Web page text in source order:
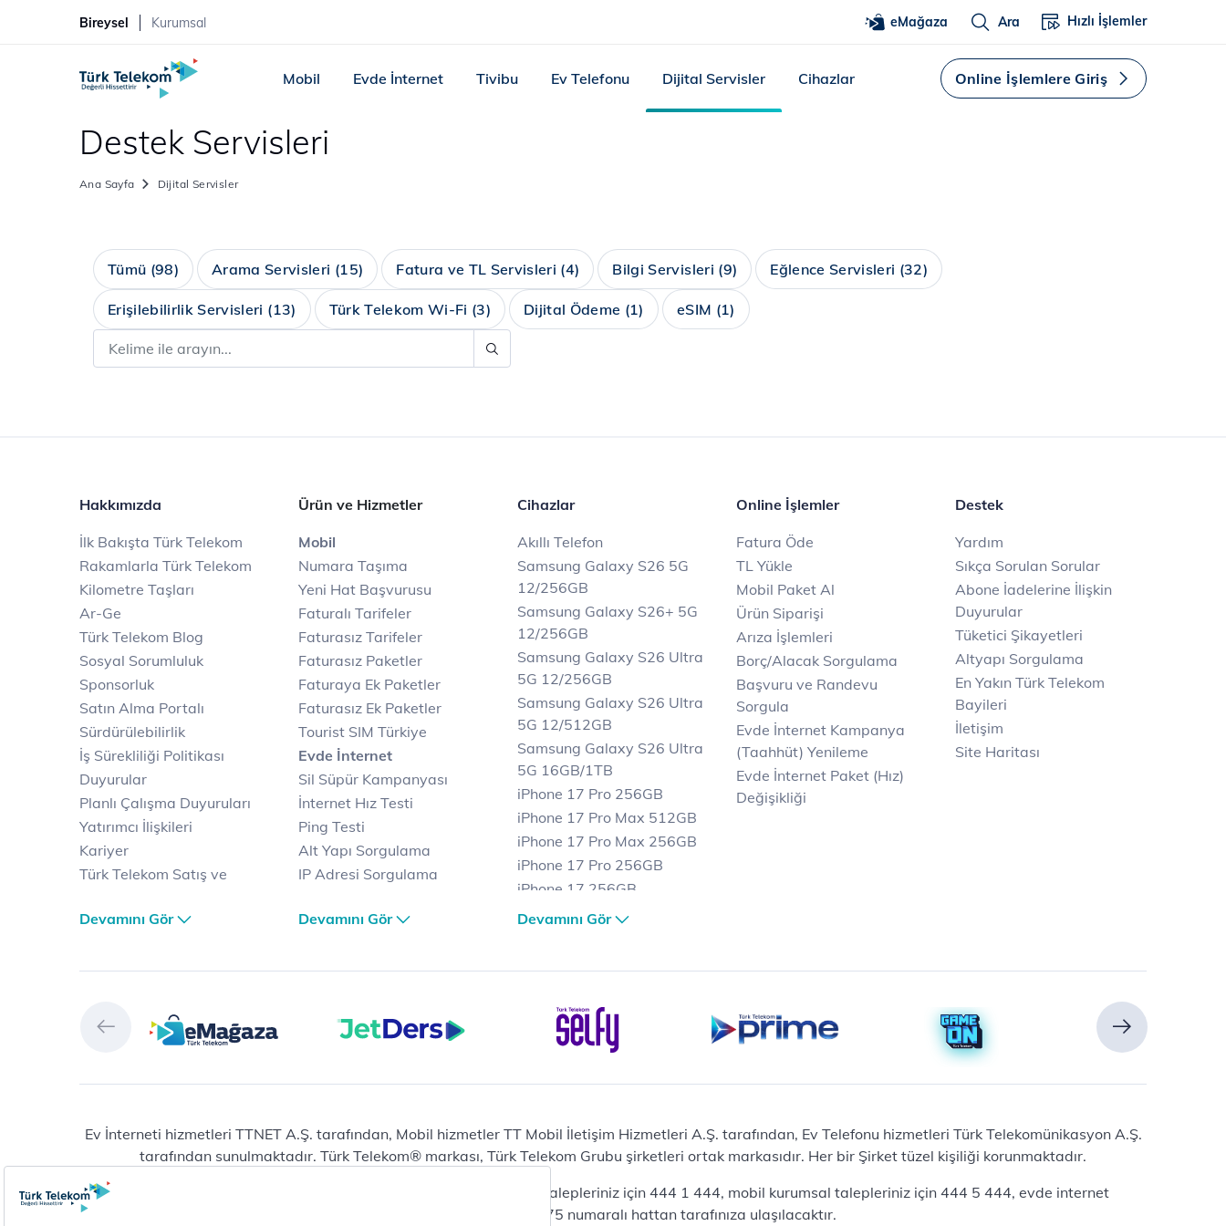
Bireysel Kurumsal eMağaza Ara Hızlı İşlemler
Mobil Evde İnternet Tivibu Ev Telefonu Dijital Servisler Cihazlar Online İşlemlere Giriş
Destek Servisleri
Ana Sayfa Dijital Servisler
Tümü (98) Arama Servisleri (15) Fatura ve TL Servisleri (4) Bilgi Servisleri (9) Eğlence Servisleri (32)
Erişilebilirlik Servisleri (13) Türk Telekom Wi-Fi (3) Dijital Ödeme (1) eSIM (1)
Hakkımızda
İlk Bakışta Türk Telekom
Rakamlarla Türk Telekom
Kilometre Taşları
Ar-Ge
Türk Telekom Blog
Sosyal Sorumluluk
Sponsorluk
Satın Alma Portalı
Sürdürülebilirlik
İş Sürekliliği Politikası
Duyurular
Planlı Çalışma Duyuruları
Yatırımcı İlişkileri
Kariyer
Türk Telekom Satış ve
Türk Telekom Finansal
Türk Telekom Afet Tedbirleri
Prime
Tivibu
Playstore
HİT (Türk Telekom Çocuk)
Erişilebilir Yaşam
Türk Telekom Wi-Fi
Devamını Gör
Ürün ve Hizmetler
Mobil
Numara Taşıma
Yeni Hat Başvurusu
Faturalı Tarifeler
Faturasız Tarifeler
Faturasız Paketler
Faturaya Ek Paketler
Faturasız Ek Paketler
Tourist SIM Türkiye
Evde İnternet
Sil Süpür Kampanyası
İnternet Hız Testi
Ping Testi
Alt Yapı Sorgulama
IP Adresi Sorgulama
Avantajlı İnternet
Fiber İnternet
İnternet Kampanyaları
Ev Telefonu
Muud
Total Protection
Raunt
Devamını Gör
Cihazlar
Akıllı Telefon
Samsung Galaxy S26 5G
12/256GB
Samsung Galaxy S26+ 5G
12/256GB
Samsung Galaxy S26 Ultra
5G 12/256GB
Samsung Galaxy S26 Ultra
5G 12/512GB
Samsung Galaxy S26 Ultra
5G 16GB/1TB
iPhone 17 Pro 256GB
iPhone 17 Pro Max 512GB
iPhone 17 Pro Max 256GB
iPhone 17 Pro 256GB
iPhone 17 256GB
iPhone 17 Air 256GB
Casper Nirvana C370
Notebook
Ev Telefonu
Panasonic TGB610
Modem ve Wi-Fi
Zyxel DX3300 Wi-Fi 6
Premium VDSL Modem
Devamını Gör
Online İşlemler
Fatura Öde
TL Yükle
Mobil Paket Al
Ürün Siparişi
Arıza İşlemleri
Borç/Alacak Sorgulama
Başvuru ve Randevu
Sorgula
Evde İnternet Kampanya
(Taahhüt) Yenileme
Evde İnternet Paket (Hız)
Değişikliği
Destek
Yardım
Sıkça Sorulan Sorular
Abone İadelerine İlişkin
Duyurular
Tüketici Şikayetleri
Altyapı Sorgulama
En Yakın Türk Telekom
Bayileri
İletişim
Site Haritası
Ev İnterneti hizmetleri TTNET A.Ş. tarafından, Mobil hizmetler TT Mobil İletişim Hizmetleri A.Ş. tarafından, Ev Telefonu hizmetleri Türk Telekomünikasyon A.Ş.
tarafından sunulmaktadır. Türk Telekom® markası, Türk Telekom Grubu şirketleri ortak markasıdır. Her bir Şirket tüzel kişiliği korunmaktadır.
Yeni abonelik ve numara taşıma başvurularında mobil bireysel talepleriniz için 444 1 444, mobil kurumsal talepleriniz için 444 5 444, evde internet
talepleriniz için 444 0375 numaralı hattan tarafınıza ulaşılacaktır.